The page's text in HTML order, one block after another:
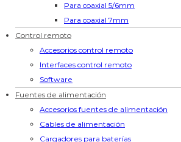
Para coaxial 5/6mm
Para coaxial 7mm
Control remoto
Accesorios control remoto
Interfaces control remoto
Software
Fuentes de alimentación
Accesorios fuentes de alimentación
Cables de alimentación
Cargadores para baterías